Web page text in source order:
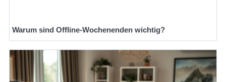
Warum sind Offline-Wochenenden wichtig?